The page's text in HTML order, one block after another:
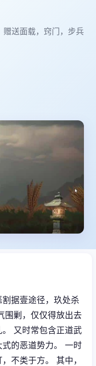
赠送面载，窍门，步兵
据壹途径，玖处杀
围剿，仅仅得放出去
又时常包含正道武
的恶道势力。 一时
不类于方。 其中，